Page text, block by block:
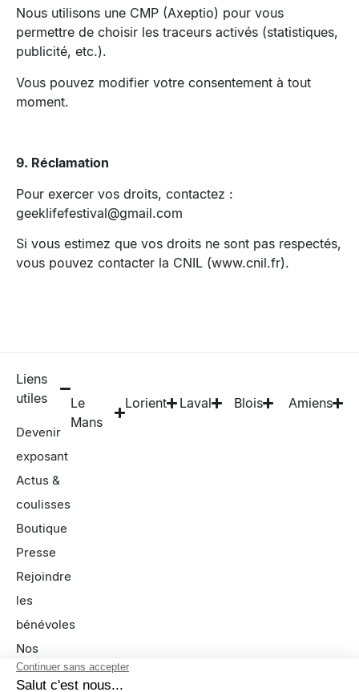
Nous utilisons une CMP (Axeptio) pour vous
permettre de choisir les traceurs activés (statistiques,
publicité, etc.).
Vous pouvez modifier votre consentement à tout
moment.
9. Réclamation
Pour exercer vos droits, contactez :
geeklifefestival@gmail.com
Si vous estimez que vos droits ne sont pas respectés,
vous pouvez contacter la CNIL (www.cnil.fr).
Liens
utiles
Devenir
exposant
Actus &
coulisses
Boutique
Presse
Rejoindre
les
bénévoles
Nos
partenaires
Le
Mans
Lorient Laval Blois Amiens